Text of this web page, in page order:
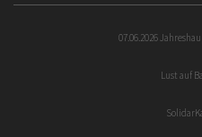
07.06.2026
Lust auf